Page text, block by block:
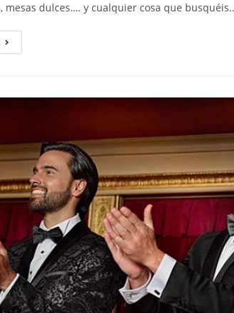
mesas dulces…. y cualquier cosa que